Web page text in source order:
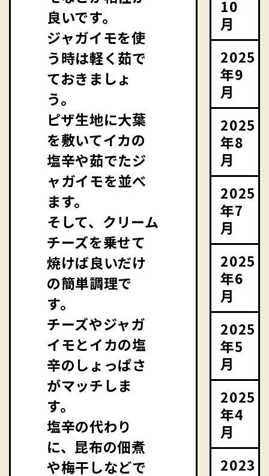
良いです。
ジャガイモを使
う時は軽く茹で
ておきましょ
う。
ピザ生地に大葉
を敷いてイカの
塩辛や茹でたジ
ャガイモを並べ
ます。
そして、クリーム
チーズを乗せて
焼けば良いだけ
の簡単調理で
す。
チーズやジャガ
イモとイカの塩
辛のしょっぱさ
がマッチしま
す。
塩辛の代わり
に、昆布の佃煮
や梅干しなどで
10
月
2025
年9
月
2025
年8
月
2025
年7
月
2025
年6
月
2025
年5
月
2025
年4
月
2023